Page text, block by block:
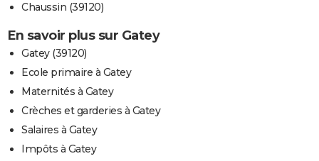
Chaussin (39120)
En savoir plus sur Gatey
Gatey (39120)
Ecole primaire à Gatey
Maternités à Gatey
Crèches et garderies à Gatey
Salaires à Gatey
Impôts à Gatey